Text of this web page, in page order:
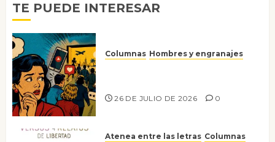
TE PUEDE INTERESAR
Columnas Hombres y engranajes
26 DE JULIO DE 2026 0
Atenea entre las letras Columnas